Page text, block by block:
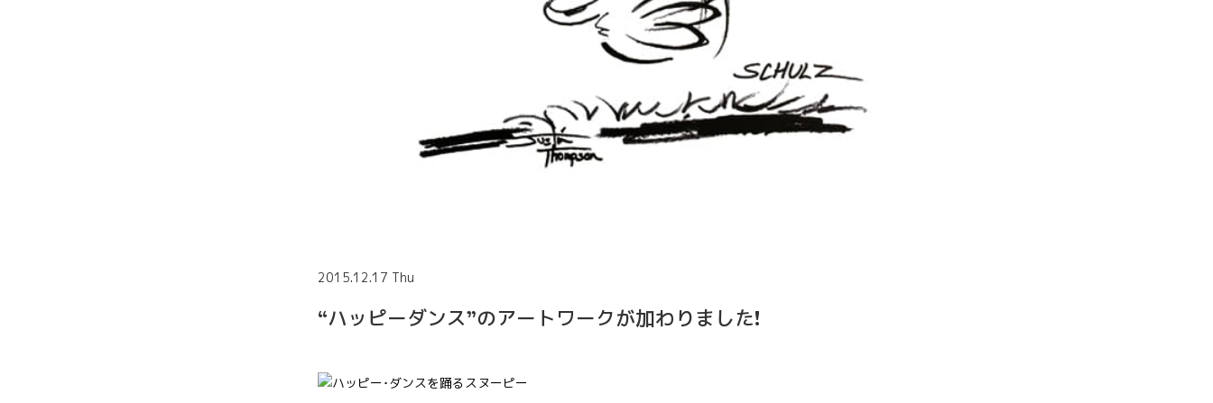
2015.12.17 Thu
“ハッピーダンス”のアートワークが加わりました!